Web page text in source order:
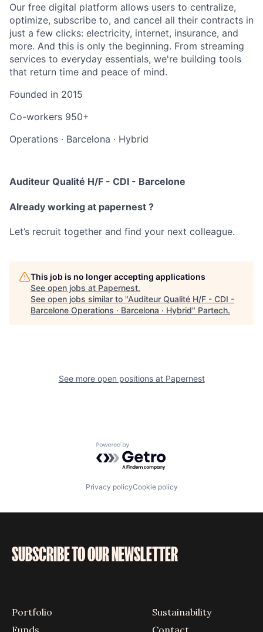
Our free digital platform allows users to centralize,
optimize, subscribe to, and cancel all their contracts in
just a few clicks: electricity, internet, insurance, and
more. And this is only the beginning. From streaming
services to everyday essentials, we're building tools
that return time and peace of mind.
Founded in 2015
Co-workers 950+
Operations · Barcelona · Hybrid
Auditeur Qualité H/F - CDI - Barcelone
Already working at papernest ?
Let’s recruit together and find your next colleague.
This job is no longer accepting applications
See open jobs at Papernest.
See open jobs similar to "Auditeur Qualité H/F - CDI -
Barcelone Operations · Barcelona · Hybrid" Partech.
See more open positions at Papernest
Powered by Getro.com
Privacy policyCookie policy
SUBSCRIBE TO OUR NEWSLETTER
Portfolio
Sustainability